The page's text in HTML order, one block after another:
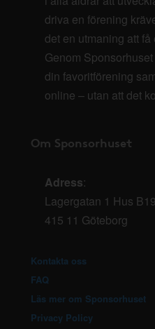
driva en förening
det en utmaning att
Genom
din favoritförening
online – utan att det
Om Sponsorhuset
Adress:
Lagergatan 1 Hus
415 11 Göteborg
Kontakta oss
FAQ
Läs mer om Sponsorhuset
Privacy Policy